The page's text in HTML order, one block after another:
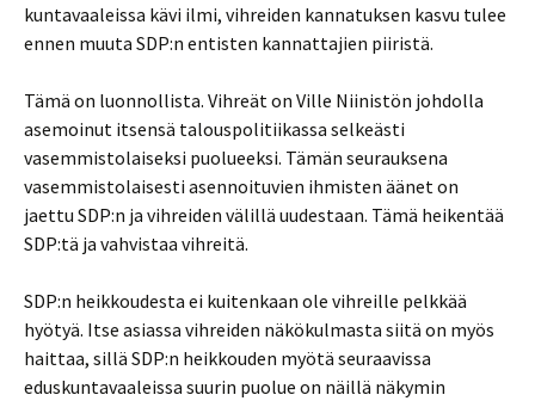
kuntavaaleissa kävi ilmi, vihreiden kannatuksen kasvu tulee
ennen muuta SDP:n entisten kannattajien piiristä.
Tämä on luonnollista. Vihreät on Ville Niinistön johdolla
asemoinut itsensä talouspolitiikassa selkeästi
vasemmistolaiseksi puolueeksi. Tämän seurauksena
vasemmistolaisesti asennoituvien ihmisten äänet on
jaettu SDP:n ja vihreiden välillä uudestaan. Tämä heikentää
SDP:tä ja vahvistaa vihreitä.
SDP:n heikkoudesta ei kuitenkaan ole vihreille pelkkää
hyötyä. Itse asiassa vihreiden näkökulmasta siitä on myös
haittaa, sillä SDP:n heikkouden myötä seuraavissa
eduskuntavaaleissa suurin puolue on näillä näkymin